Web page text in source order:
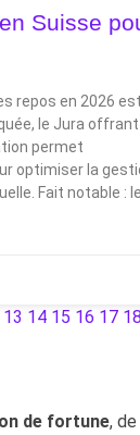
Suisse
repos en 2026 est
le Jura offrant
permet
optimiser la
Fait notable : le
13 14 15 16 17 18
de fortune,